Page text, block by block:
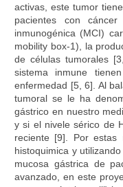
activas, este tumor
pacientes con
inmunogénica (MCI)
mobility box-1), la
de células tumorales
sistema inmune
enfermedad [5, 6]. Al
tumoral se le ha
gástrico en nuestro
y si el nivele sérico de
reciente [9]. Por estas
histoquimica y
mucosa gástrica de
avanzado, en este